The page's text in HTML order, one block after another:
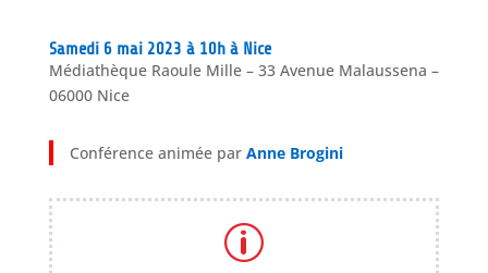
Samedi 6 mai 2023 à 10h à Nice
Médiathèque Raoule Mille – 33 Avenue Malaussena –
06000 Nice
Conférence animée parAnne Brogini
p